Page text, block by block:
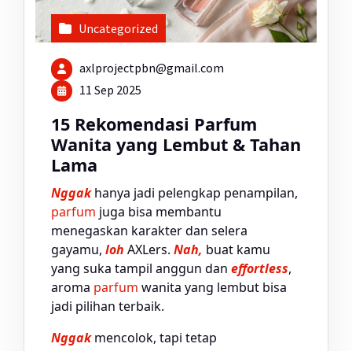
Uncategorized
axlprojectpbn@gmail.com
11 Sep 2025
15 Rekomendasi Parfum
Wanita yang Lembut & Tahan
Lama
Nggakhanya jadi pelengkap penampilan,
parfum juga bisa membantu
menegaskan karakter dan selera
gayamu, loh AXLers. Nah, buat kamu
yang suka tampil anggun dan effortless,
aroma parfum wanita yang lembut bisa
jadi pilihan terbaik.
Nggakmencolok, tapi tetap